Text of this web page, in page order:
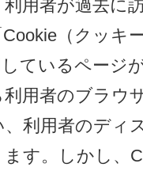
用者が過去に
（クッキ
ているページ
用者のブラウ
利用者のディ
す。しかし、